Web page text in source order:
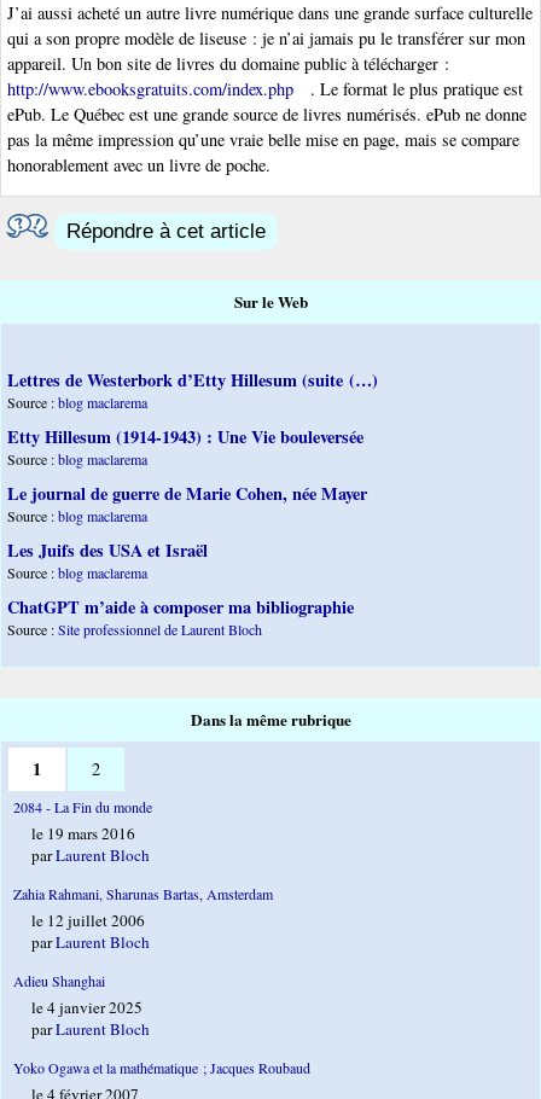
J’ai aussi acheté un autre livre numérique dans une grande surface culturelle
qui a son propre modèle de liseuse : je n’ai jamais pu le transférer sur mon
appareil. Un bon site de livres du domaine public à télécharger :
http://www.ebooksgratuits.com/index.php
. Le format le plus pratique est
ePub. Le Québec est une grande source de livres numérisés. ePub ne donne
pas la même impression qu’une vraie belle mise en page, mais se compare
honorablement avec un livre de poche.
Répondre à cet article
Sur le Web
Lettres de Westerbork d’Etty Hillesum (suite (…)
Source :blog maclarema
Etty Hillesum (1914-1943) : Une Vie bouleversée
Source :blog maclarema
Le journal de guerre de Marie Cohen, née Mayer
Source :blog maclarema
Les Juifs des USA et Israël
Source :blog maclarema
ChatGPT m’aide à composer ma bibliographie
Source :Site professionnel de Laurent Bloch
Dans la même rubrique
1 2
2084 - La Fin du monde
le 19 mars 2016
parLaurent Bloch
Zahia Rahmani, Sharunas Bartas, Amsterdam
le 12 juillet 2006
parLaurent Bloch
Adieu Shanghai
le 4 janvier 2025
parLaurent Bloch
Yoko Ogawa et la mathématique ; Jacques Roubaud
le 4 février 2007